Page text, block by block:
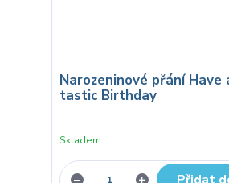
Narozeninové přání Have
tastic Birthday
Skladem